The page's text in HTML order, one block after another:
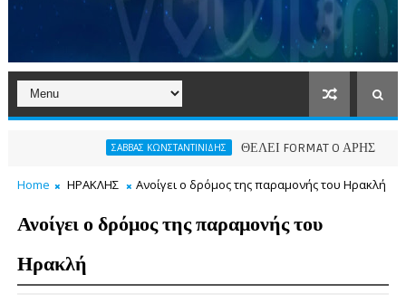
ΣΑΒΒΑΣ ΚΩΝΣΤΑΝΤΙΝΙΔΗΣ ΘΕΛΕΙ FORMAT O ΑΡΗΣ ΠΑΕ ΑΡΗΣ
Home ΗΡΑΚΛΗΣ Ανοίγει ο δρόμος της παραμονής του Ηρακλή
Ανοίγει ο δρόμος της παραμονής του
Ηρακλή